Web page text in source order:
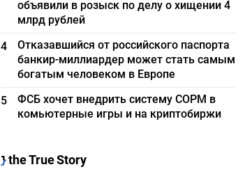
объявили в розыск по делу о хищении 4
млрд рублей
4
Отказавшийся от российского паспорта
банкир-миллиардер может стать самым
богатым человеком в Европе
5
ФСБ хочет внедрить систему СОРМ в
комьютерные игры и на криптобиржи